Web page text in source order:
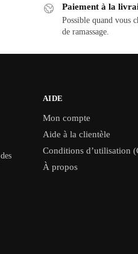
Paiement à la
Possible quand vous
de ramassage.
AIDE
Mon compte
Aide à la clientèle
Conditions d’utilisation
À propos